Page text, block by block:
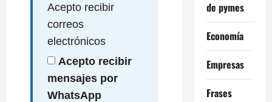
Acepto recibir
correos
electrónicos
Acepto recibir
mensajes por
WhatsApp
de pymes
Economía
Empresas
Frases